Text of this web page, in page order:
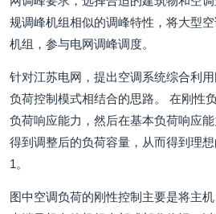
规调峰机组相似的调峰特性，将大型
机组，参与电网调峰调度。
针对江苏电网，提出空调系统综合利
负荷控制模式相结合的思路。 在刚性
负荷响应能力，然后在基本负荷响应
得到调整后的负荷容量，从而得到理
1。
图中空调负荷的刚性控制主要是将主机